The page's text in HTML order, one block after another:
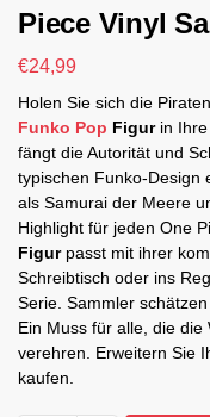
Piece Vinyl
€24,99
Holen Sie sich die
Funko Pop Figurin Ihre
fängt die Autorität und
typischen Funko-Design
als Samurai der Meere
Highlight für jeden One
Figurpasst mit ihrer
Schreibtisch oder ins
Serie. Sammler
Ein Muss für alle, die
verehren. Erweitern Sie
kaufen.